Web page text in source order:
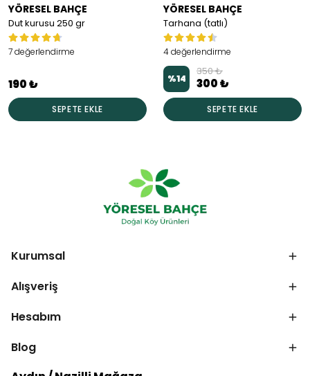
YÖRESEL BAHÇE
Dut kurusu 250 gr
7 değerlendirme
190 ₺
SEPETE EKLE
YÖRESEL BAHÇE
Tarhana (tatlı)
4 değerlendirme
%14
350 ₺
300 ₺
SEPETE EKLE
Kurumsal
Alışveriş
Hesabım
Blog